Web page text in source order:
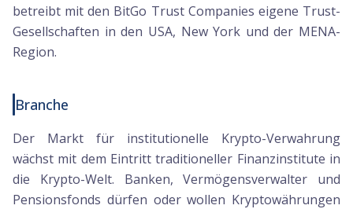
betreibt mit den BitGo Trust Companies eigene Trust-
Gesellschaften in den USA, New York und der MENA-
Region.
Branche
Der Markt für institutionelle Krypto-Verwahrung
wächst mit dem Eintritt traditioneller Finanzinstitute in
die Krypto-Welt. Banken, Vermögensverwalter und
Pensionsfonds dürfen oder wollen Kryptowährungen